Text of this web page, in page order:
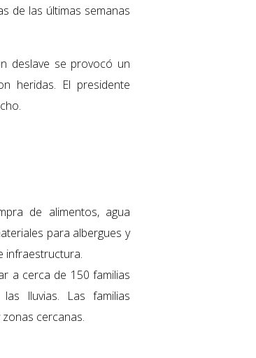
de las últimas semanas
deslave se provocó un
heridas. El presidente
de alimentos, agua
para albergues y
infraestructura.
a cerca de 150 familias
lluvias. Las familias
cercanas.